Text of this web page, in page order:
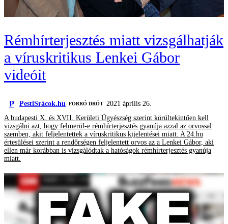
Rémhírterjesztés miatt vizsgálhatják
a víruskritikus Lenkei Gábor
videóit
P PestiSrácok.hu FORRÓ DRÓT
2021 április 26.
A budapesti X. és XVII. Kerületi Ügyészség szerint körültekintően kell
vizsgálni azt, hogy felmerül-e rémhírterjesztés gyanúja azzal az orvossal
szemben, akit feljelentettek a víruskritikus kijelentései miatt. A 24.hu
értesülései szerint a rendőrségen feljelentett orvos az a Lenkei Gábor, aki
ellen már korábban is vizsgálódtak a hatóságok rémhírterjesztés gyanúja
miatt.